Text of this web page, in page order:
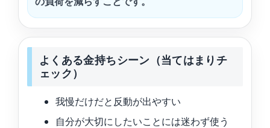
よくある金持ちシーン（当てはまりチ
ェック）
我慢だけだと反動が出やすい
自分が大切にしたいことには迷わず使う